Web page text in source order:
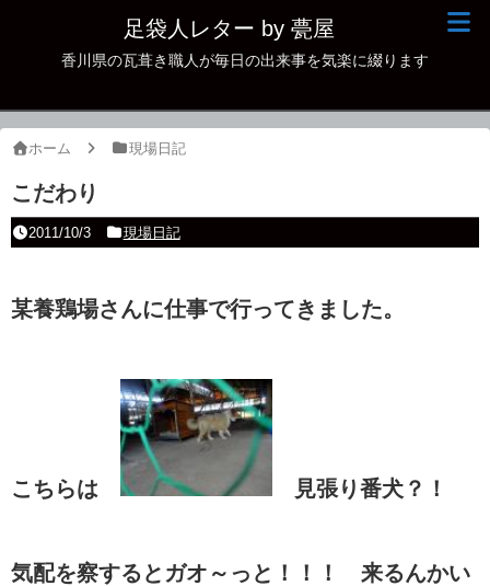
足袋人レター by 甍屋
香川県の瓦葺き職人が毎日の出来事を気楽に綴ります
ホーム 現場日記
こだわり
2011/10/3 現場日記
某養鶏場さんに仕事で行ってきました。
こちらは 見張り番犬？！
気配を察するとガオ～っと！！！ 来るんかい
現場日記
古瓦
本日の一品